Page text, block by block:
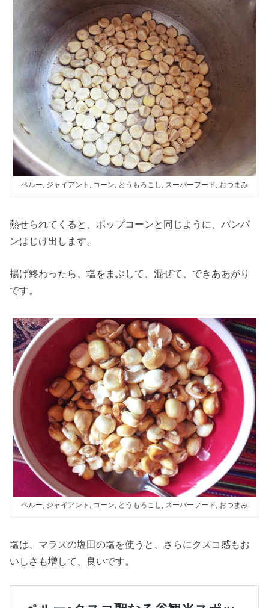
ペルー, ジャイアント, コーン, とうもろこし, スーパーフード, おつまみ
熱せられてくると、ポップコーンと同じように、パンパ
ンはじけ出します。
揚げ終わったら、塩をまぶして、混ぜて、できああがり
です。
ペルー, ジャイアント, コーン, とうもろこし, スーパーフード, おつまみ
塩は、マラスの塩田の塩を使うと、さらにクスコ感もお
いしさも増して、良いです。